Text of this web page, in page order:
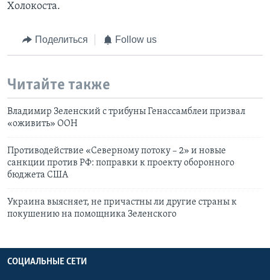
Холокоста.
Поделиться Follow us
Читайте также
Владимир Зеленский с трибуны Генассамблеи призвал
«оживить» ООН
Противодействие «Северному потоку – 2» и новые
санкции против РФ: поправки к проекту оборонного
бюджета США
Украина выясняет, не причастны ли другие страны к
покушению на помощника Зеленского
СОЦИАЛЬНЫЕ СЕТИ